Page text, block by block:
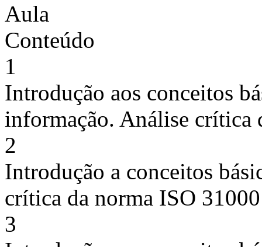
Aula
Conteúdo
1
Introdução aos conceitos
informação. Análise crítica
2
Introdução a conceitos
crítica da norma ISO
3